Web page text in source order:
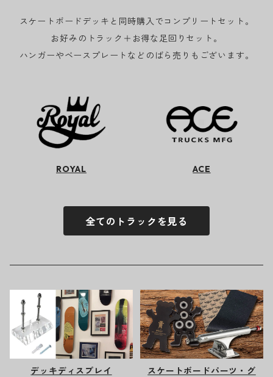
スケートボードデッキと同時購入でコンプリートセット。
お好みのトラック＋お得な足回りセット。
ハンガーやベースプレートなどのばら売りもございます。
ROYAL ACE
全てのトラックを見る
デッキディスプレイ
スケートボードパーツ・グ